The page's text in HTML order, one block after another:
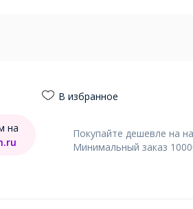
В избранное
Покупайте дешевле на
Минимальный заказ
на